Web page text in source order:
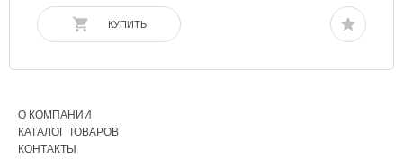
КУПИТЬ
О КОМПАНИИ
КАТАЛОГ ТОВАРОВ
КОНТАКТЫ